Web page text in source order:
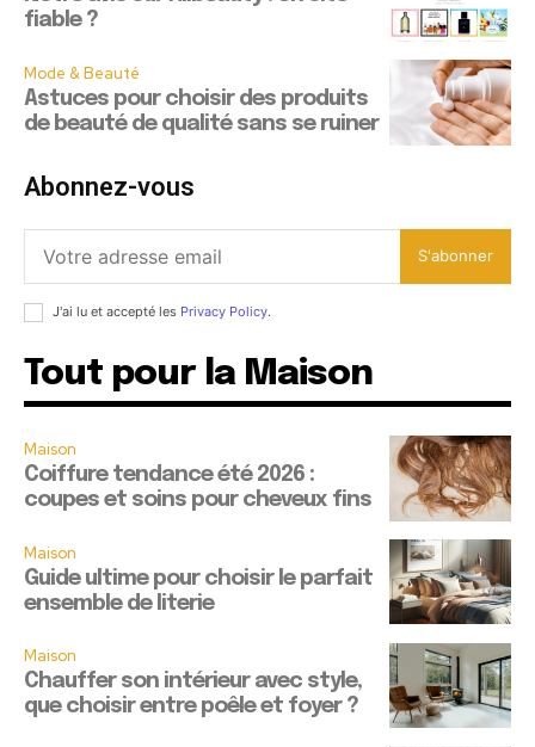
fiable ?
Mode & Beauté
Astuces pour choisir des produits
de beauté de qualité sans se ruiner
Abonnez-vous
S'abonner
J'ai lu et accepté les Privacy Policy.
Tout pour la Maison
Maison
Coiffure tendance été 2026 :
coupes et soins pour cheveux fins
Maison
Guide ultime pour choisir le parfait
ensemble de literie
Maison
Chauffer son intérieur avec style,
que choisir entre poêle et foyer ?